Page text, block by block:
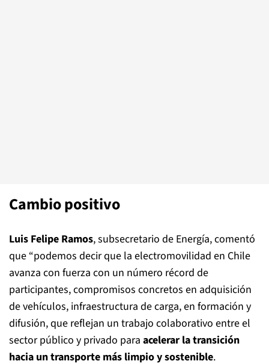
Cambio positivo
Luis Felipe Ramos, subsecretario de Energía, comentó
que “podemos decir que la electromovilidad en Chile
avanza con fuerza con un número récord de
participantes, compromisos concretos en adquisición
de vehículos, infraestructura de carga, en formación y
difusión, que reflejan un trabajo colaborativo entre el
sector público y privado para acelerar la transición
hacia un transporte más limpio y sostenible.